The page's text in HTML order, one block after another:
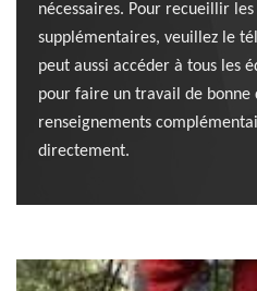
nécessaires. Pour recueillir
supplémentaires, veuillez le
peut aussi accéder à tous les
pour faire un travail de
renseignements
directement.